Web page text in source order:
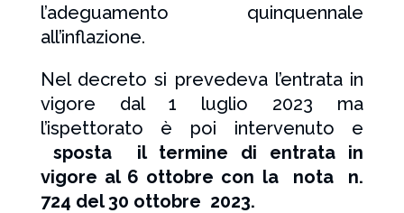
l’adeguamento quinquennale
all’inflazione.
Nel decreto si prevedeva l’entrata in
vigore dal 1 luglio 2023 ma
l’ispettorato è poi intervenuto e
sposta il termine di entrata in
vigore al 6 ottobre con la nota n.
724 del 30 ottobre 2023.